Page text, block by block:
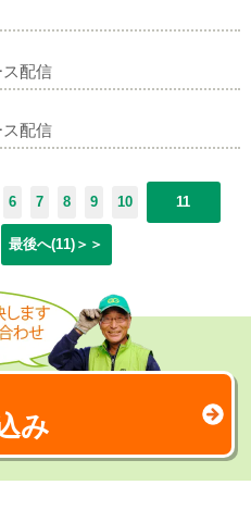
ス配信
ス配信
6 7 8 9 10 11
最後へ(11)＞＞
み